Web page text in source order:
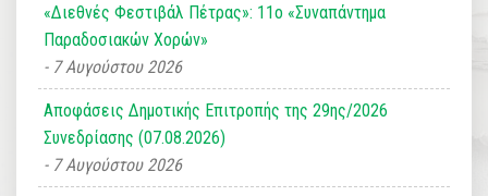
«Διεθνές Φεστιβάλ Πέτρας»: 11ο «Συναπάντημα
Παραδοσιακών Χορών»
7 Αυγούστου 2026
Αποφάσεις Δημοτικής Επιτροπής της 29ης/2026
Συνεδρίασης (07.08.2026)
7 Αυγούστου 2026